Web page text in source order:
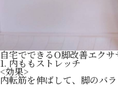
自宅でできるO脚改善エクサ
1. 内ももストレッチ
<効果>
内転筋を伸ばして、脚のバラ